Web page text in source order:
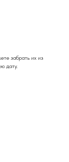
забрать их из
дату.